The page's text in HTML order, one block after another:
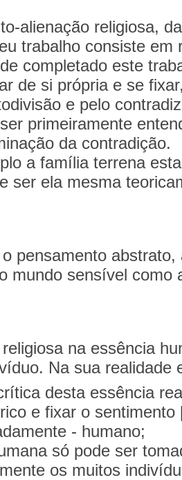
alienação religiosa,
trabalho consiste
completado este
de si própria e se
e pelo
primeiramente
da contradição.
a família terrena
ser ela mesma
pensamento
mundo sensível como
na essência
Na sua realidade
desta essência
e fixar o sentimento
- humano;
só pode ser
os muitos